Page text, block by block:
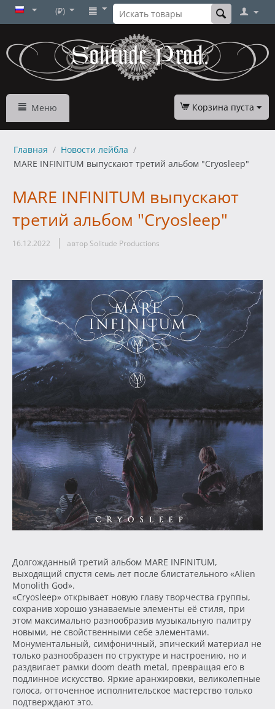
(₽)
Меню Корзина пуста
Главная / Новости лейбла /
MARE INFINITUM выпускают третий альбом "Cryosleep"
MARE INFINITUM выпускают
третий альбом "Cryosleep"
16.12.2022 автор Solitude Productions
Долгожданный третий альбом MARE INFINITUM,
выходящий спустя семь лет после блистательного «Alien
Monolith God».
«Cryosleep» открывает новую главу творчества группы,
сохранив хорошо узнаваемые элементы её стиля, при
этом максимально разнообразив музыкальную палитру
новыми, не свойственными себе элементами.
Монументальный, симфоничный, эпический материал не
только разнообразен по структуре и настроению, но и
раздвигает рамки doom death metal, превращая его в
подлинное искусство. Яркие аранжировки, великолепные
голоса, отточенное исполнительское мастерство только
подтверждают это.